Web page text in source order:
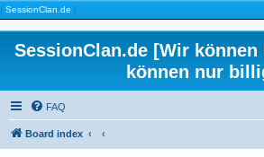
| SessionClan.de |
SessionClan.de [Wir
können nur
FAQ
Board index